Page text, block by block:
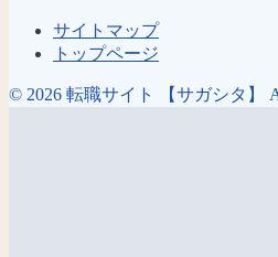
サイトマップ
トップページ
© 2026 転職サイト 【サガシタ】